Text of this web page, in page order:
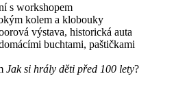
s workshopem
kolem a klobouky
výstava, historická auta
buchtami, paštičkami
Jak si hrály děti před 100 lety?